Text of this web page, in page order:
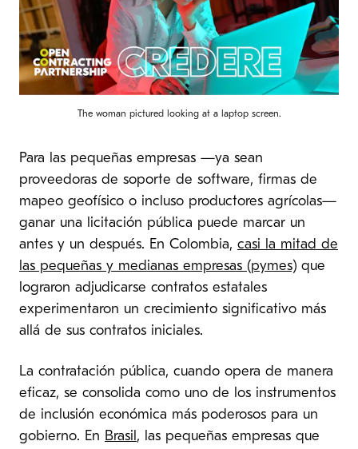
The woman pictured looking at a laptop screen.
Para las pequeñas empresas —ya sean
proveedoras de soporte de software, firmas de
mapeo geofísico o incluso productores agrícolas—
ganar una licitación pública puede marcar un
antes y un después. En Colombia, casi la mitad de
las pequeñas y medianas empresas (pymes) que
lograron adjudicarse contratos estatales
experimentaron un crecimiento significativo más
allá de sus contratos iniciales.
La contratación pública, cuando opera de manera
eficaz, se consolida como uno de los instrumentos
de inclusión económica más poderosos para un
gobierno. En Brasil, las pequeñas empresas que